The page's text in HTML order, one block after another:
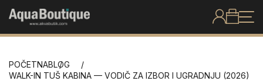
POČETNABLOG
WALK-IN TUŠ KABINA — VODIČ ZA IZBOR I UGRADNJU (2026)